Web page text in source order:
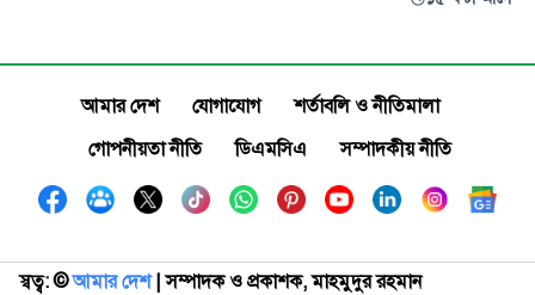
আমার দেশ যোগাযোগ
শর্তাবলি ও নীতিমালা
গোপনীয়তা নীতি
ডিএমসিএ সম্পাদকীয় নীতি
স্বত্ব: ©️আমার দেশ| সম্পাদক ও প্রকাশক, মাহমুদুর রহমান